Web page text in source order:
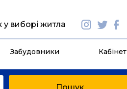
у виборі житла
Забудовники Кабінет